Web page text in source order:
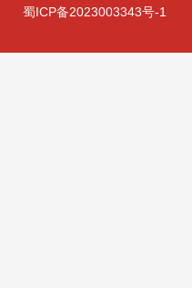
蜀ICP备2023003343号-1